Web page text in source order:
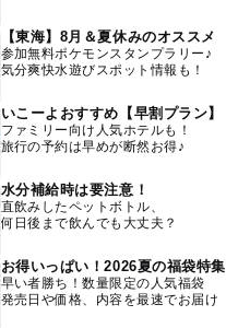
【東海】8月＆夏休みのオススメ
参加無料ポケモンスタンプラリー♪
気分爽快水遊びスポット情報も！
いこーよおすすめ【早割プラン】
ファミリー向け人気ホテルも！
旅行の予約は早めが断然お得♪
水分補給時は要注意！
直飲みしたペットボトル、
何日後まで飲んでも大丈夫？
お得いっぱい！2026夏の福袋特集
早い者勝ち！数量限定の人気福袋
発売日や価格、内容を最速でお届け